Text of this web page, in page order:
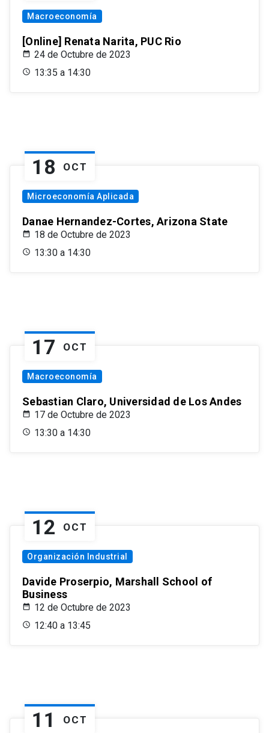
Macroeconomía
[Online] Renata Narita, PUC Rio
24 de Octubre de 2023
13:35 a 14:30
18 OCT
Microeconomía Aplicada
Danae Hernandez-Cortes, Arizona State
18 de Octubre de 2023
13:30 a 14:30
17 OCT
Macroeconomía
Sebastian Claro, Universidad de Los Andes
17 de Octubre de 2023
13:30 a 14:30
12 OCT
Organización Industrial
Davide Proserpio, Marshall School of
Business
12 de Octubre de 2023
12:40 a 13:45
11 OCT